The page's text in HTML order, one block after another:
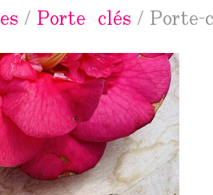
Porte clés